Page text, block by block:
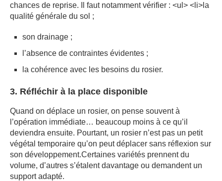
chances de reprise. Il faut notamment vérifier : <ul> <li>la
qualité générale du sol ;
son drainage ;
l’absence de contraintes évidentes ;
la cohérence avec les besoins du rosier.
3. Réfléchir à la place disponible
Quand on déplace un rosier, on pense souvent à
l’opération immédiate… beaucoup moins à ce qu’il
deviendra ensuite. Pourtant, un rosier n’est pas un petit
végétal temporaire qu’on peut déplacer sans réflexion sur
son développement.Certaines variétés prennent du
volume, d’autres s’étalent davantage ou demandent un
support adapté.